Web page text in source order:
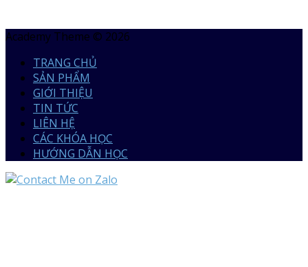
Academy Theme © 2026
TRANG CHỦ
SẢN PHẨM
GIỚI THIỆU
TIN TỨC
LIÊN HỆ
CÁC KHÓA HỌC
HƯỚNG DẪN HỌC